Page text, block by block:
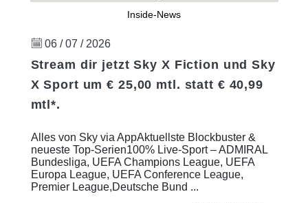
Inside-News
06 / 07 / 2026
Stream dir jetzt Sky X Fiction und Sky
X Sport um € 25,00 mtl. statt € 40,99
mtl*.
Alles von Sky via AppAktuellste Blockbuster &
neueste Top-Serien100% Live-Sport – ADMIRAL
Bundesliga, UEFA Champions League, UEFA
Europa League, UEFA Conference League,
Premier League,Deutsche Bund ...